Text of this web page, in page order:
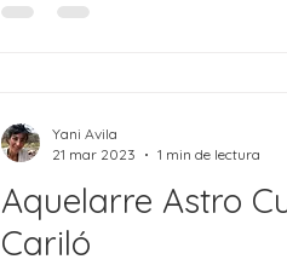
Aquelarre Astro
Cariló
Yani Avila
21 mar 2023
1 min de lectura